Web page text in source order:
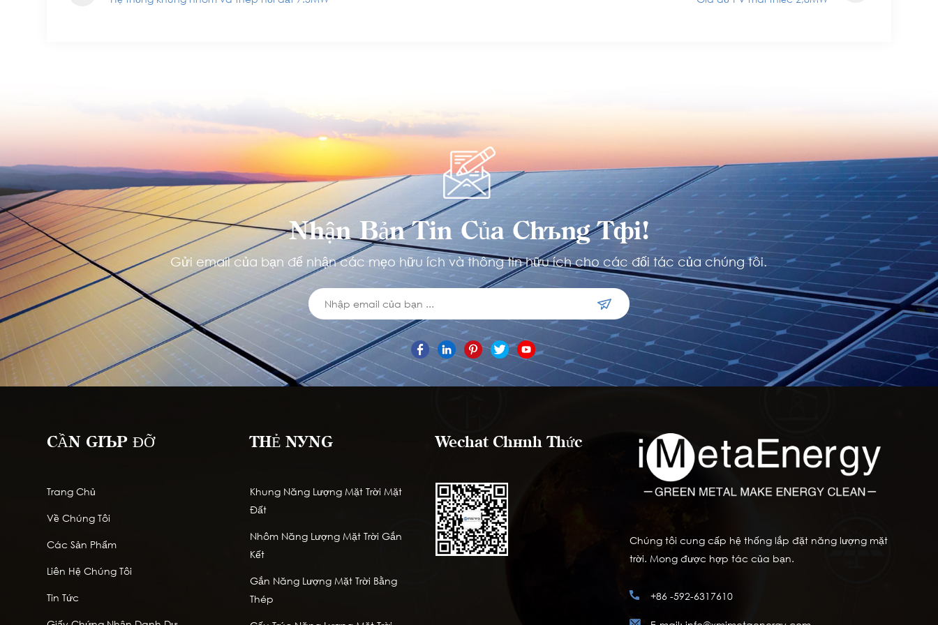
Nhận Bản Tin Của Chúng Tôi!
Gửi email của bạn để nhận các mẹo hữu ích và thông tin hữu ích cho các đối tác của chúng tôi.
CẦN GIÚP ĐỠ
Trang Chủ
Về Chúng Tôi
Các Sản Phẩm
Liên Hệ Chúng Tôi
Tin Tức
THẺ NÓNG
Khung Năng Lượng Mặt Trời Mặt
Đất
Nhôm Năng Lượng Mặt Trời Gắn
Kết
Gắn Năng Lượng Mặt Trời Bằng
Thép
Wechat Chính Thức
Chúng tôi cung cấp hệ thống lắp đặt năng lượng mặt
trời. Mong được hợp tác của bạn.
+86 -592-6317610